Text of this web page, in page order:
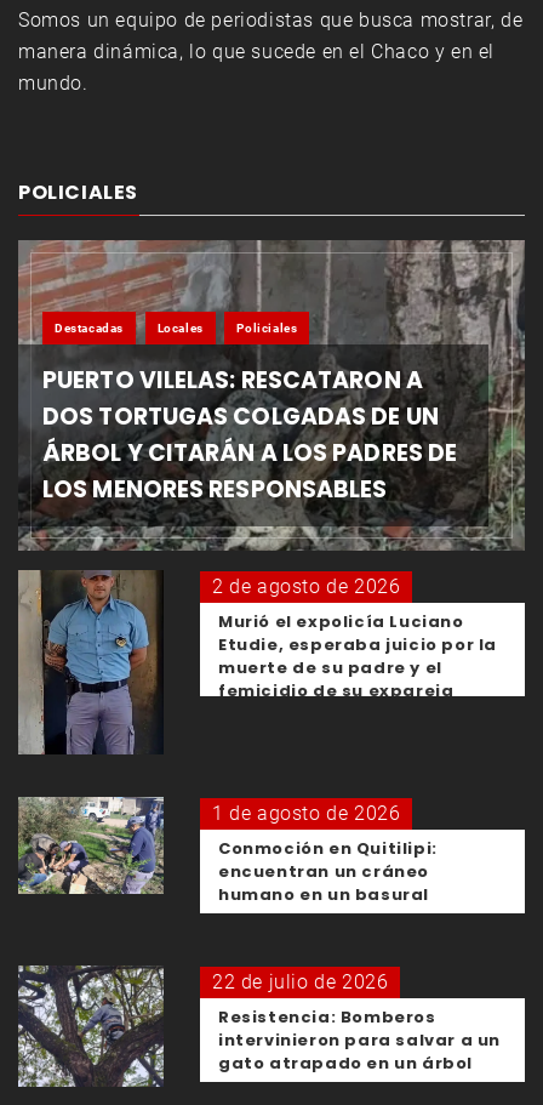
Somos un equipo de periodistas que busca mostrar, de
manera dinámica, lo que sucede en el Chaco y en el
mundo.
POLICIALES
Destacadas Locales Policiales
PUERTO VILELAS: RESCATARON A
DOS TORTUGAS COLGADAS DE UN
ÁRBOL Y CITARÁN A LOS PADRES DE
LOS MENORES RESPONSABLES
2 de agosto de 2026
Murió el expolicía Luciano
Etudie, esperaba juicio por la
muerte de su padre y el
femicidio de su expareja
1 de agosto de 2026
Conmoción en Quitilipi:
encuentran un cráneo
humano en un basural
22 de julio de 2026
Resistencia: Bomberos
intervinieron para salvar a un
gato atrapado en un árbol